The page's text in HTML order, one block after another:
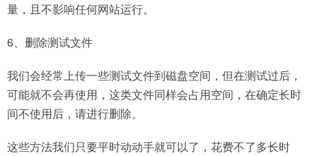
量，且不影响任何网站运行。
6、删除测试文件
我们会经常上传一些测试文件到磁盘空间，但在测试过后，
可能就不会再使用，这类文件同样会占用空间，在确定长时
间不使用后，请进行删除。
这些方法我们只要平时动动手就可以了，花费不了多长时